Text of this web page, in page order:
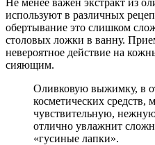
используют в различных
обертывание это слишком
столовых ложки в ванну.
невероятное действие на
сияющим.
Оливковую выжимку, в
косметических средств,
чувствительную,
отлично увлажнит
«гусиные лапки».